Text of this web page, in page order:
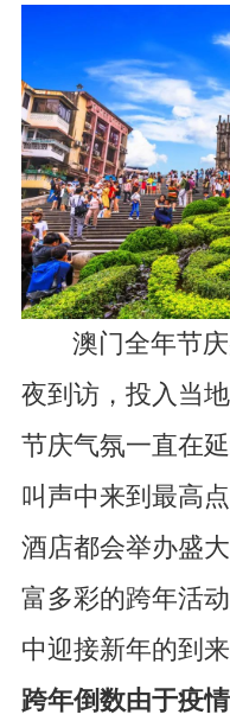
澳门全年节
夜到访，投入当
节庆气氛一直在
叫声中来到最高
酒店都会举办盛
富多彩的跨年活
中迎接新年的到来
跨年倒数由于疫